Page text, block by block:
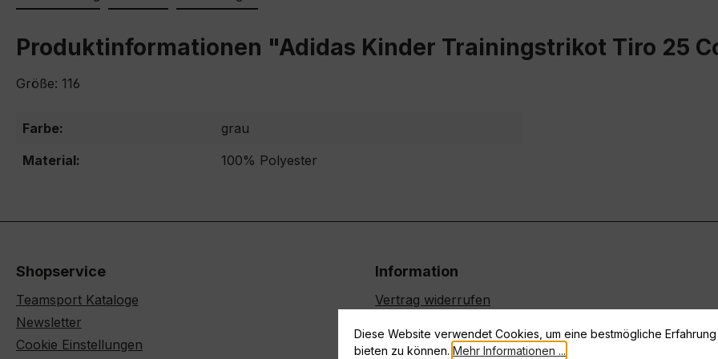
Produktinformationen "Adidas Kinder Trainingstrikot Tiro 25
Größe: 116
Farbe:
grau
Material:
100% Polyester
Shopservice
Teamsport Kataloge
Newsletter
Cookie Einstellungen
Information
Vertrag widerrufen
Widerrufsrecht
Diese Website verwendet Cookies, um eine bestmögliche Erfahrung
bieten zu können. Mehr Informationen ...